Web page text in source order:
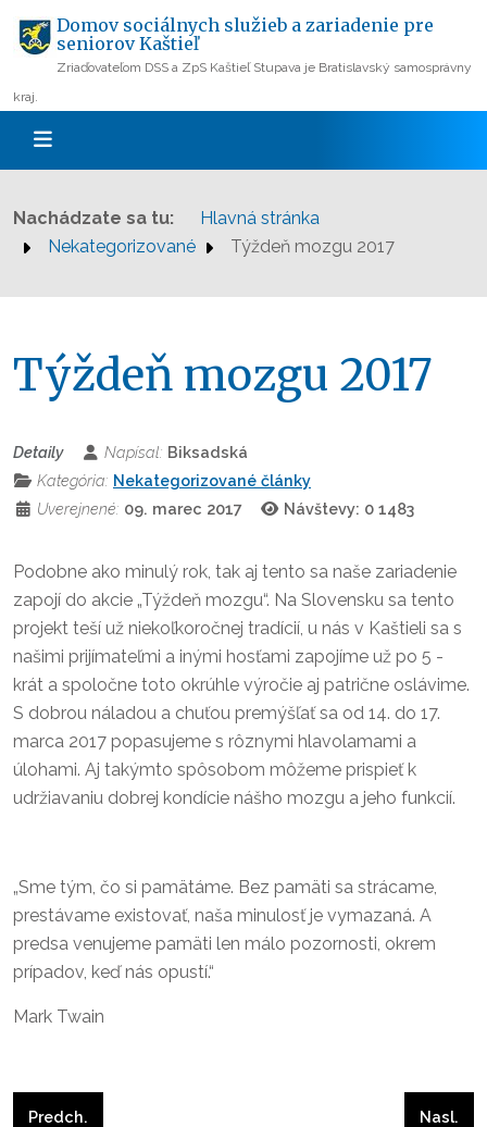
Domov sociálnych služieb a zariadenie pre
seniorov Kaštieľ
Zriaďovateľom DSS a ZpS Kaštieľ Stupava je Bratislavský samosprávny
kraj.
Nachádzate sa tu:
Hlavná stránka
Nekategorizované
Týždeň mozgu 2017
Týždeň mozgu 2017
Detaily Napísal: Biksadská
Kategória: Nekategorizované články
Uverejnené: 09. marec 2017 Návštevy: 0 1483
Podobne ako minulý rok, tak aj tento sa naše zariadenie
zapojí do akcie „Týždeň mozgu“. Na Slovensku sa tento
projekt teší už niekoľkoročnej tradícií, u nás v Kaštieli sa s
našimi prijímateľmi a inými hosťami zapojíme už po 5 -
krát a spoločne toto okrúhle výročie aj patrične oslávime.
S dobrou náladou a chuťou premýšľať sa od 14. do 17.
marca 2017 popasujeme s rôznymi hlavolamami a
úlohami. Aj takýmto spôsobom môžeme prispieť k
udržiavaniu dobrej kondície nášho mozgu a jeho funkcií.
„Sme tým, čo si pamätáme. Bez pamäti sa strácame,
prestávame existovať, naša minulosť je vymazaná. A
predsa venujeme pamäti len málo pozornosti, okrem
prípadov, keď nás opustí.“
Mark Twain
Predchádzajúci článok: TÝŽDEŇ MOZGU v Kaštieli
Predch. Nasl.